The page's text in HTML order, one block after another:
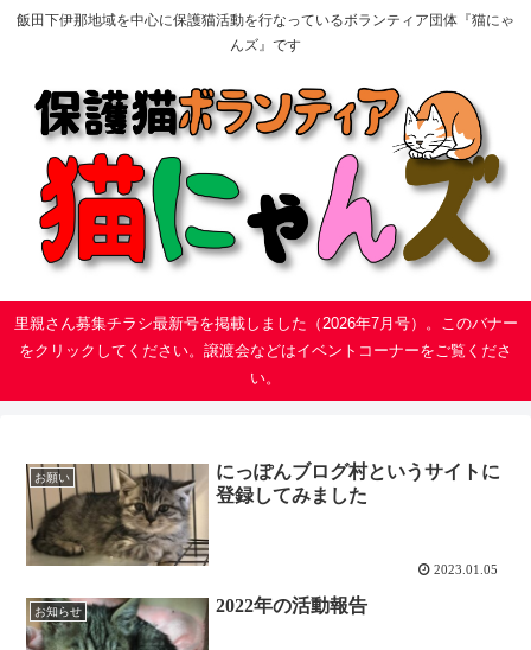
飯田下伊那地域を中心に保護猫活動を行なっているボランティア団体『猫にゃ
んズ』です
里親さん募集チラシ最新号を掲載しました（2026年7月号）。このバナー
をクリックしてください。譲渡会などはイベントコーナーをご覧くださ
い。
お願い
にっぽんブログ村というサイトに
登録してみました
2023.01.05
お知らせ 2022年の活動報告